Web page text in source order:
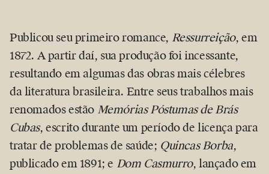
Publicou seu primeiro romance, Ressurreição, em
1872. A partir daí, sua produção foi incessante,
resultando em algumas das obras mais célebres
da literatura brasileira. Entre seus trabalhos mais
renomados estão Memórias Póstumas de Brás
Cubas, escrito durante um período de licença para
tratar de problemas de saúde; Quincas Borba,
publicado em 1891; e Dom Casmurro, lançado em